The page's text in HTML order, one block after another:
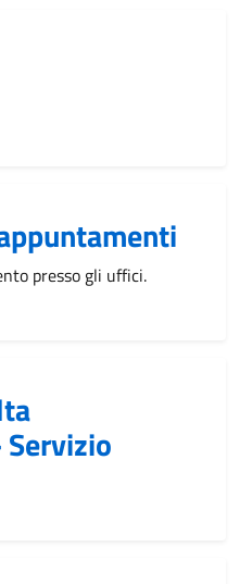
presso gli uffici.